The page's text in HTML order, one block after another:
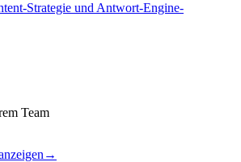
Strategie und Antwort-Engine-
Team
→